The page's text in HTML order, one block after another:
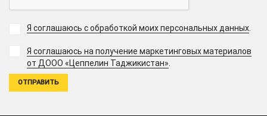
Я соглашаюсь с обработкой моих персональных данных
Я соглашаюсь на получение маркетинговых материалов
от ДООО «Цеппелин Таджикистан».